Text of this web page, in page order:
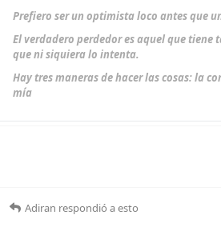
Prefiero ser un optimista loco antes que
El verdadero perdedor es aquel que tiene
que ni siquiera lo intenta.
Hay tres maneras de hacer las cosas: la
mía
Adiran respondió a esto